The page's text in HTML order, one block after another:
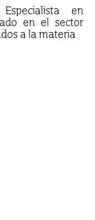
en
en el sector
a la materia.